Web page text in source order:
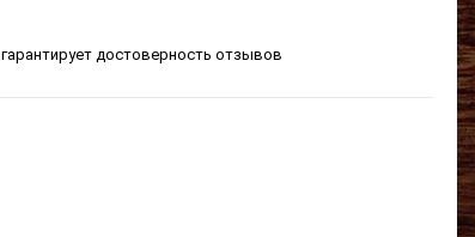
гарантирует достоверность отзывов